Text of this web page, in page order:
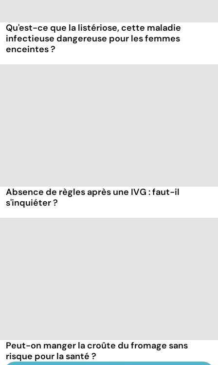
Qu'est-ce que la listériose, cette maladie
infectieuse dangereuse pour les femmes
enceintes ?
Absence de règles après une IVG : faut-il
s'inquiéter ?
Peut-on manger la croûte du fromage sans
risque pour la santé ?